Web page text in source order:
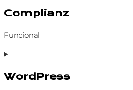
service
|-
google-
analytics-
locally
Complianz
Funcional
Consent
service
WordPress